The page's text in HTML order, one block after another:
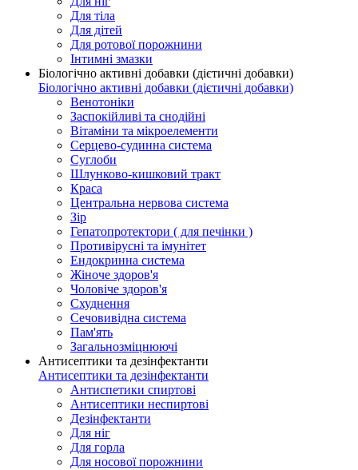
Для тіла
Для дітей
Для ротової порожнини
Інтимні змазки
Біологічно активні добавки (дієтичні добавки)
Біологічно активні добавки (дієтичні добавки)
Венотоніки
Заспокійливі та снодійні
Вітаміни та мікроелементи
Серцево-судинна система
Суглоби
Шлунково-кишковий тракт
Краса
Центральна нервова система
Зір
Гепатопротектори ( для печінки )
Противірусні та імунітет
Ендокринна система
Жіноче здоров'я
Чоловіче здоров'я
Схуднення
Сечовивідна система
Пам'ять
Загальнозміцнюючі
Антисептики та дезінфектанти
Антисептики та дезінфектанти
Антиспетики спиртові
Антисептики неспиртові
Дезінфектанти
Для ніг
Для горла
Для носової порожнини